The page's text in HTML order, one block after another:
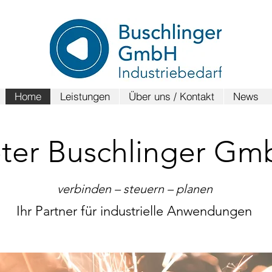
Home Leistungen Über uns / Kontakt News
Buschlinger
verbinden – steuern – planen
Ihr Partner für industrielle Anwendungen